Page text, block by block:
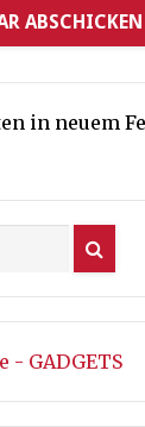
in neuem
- GADGETS